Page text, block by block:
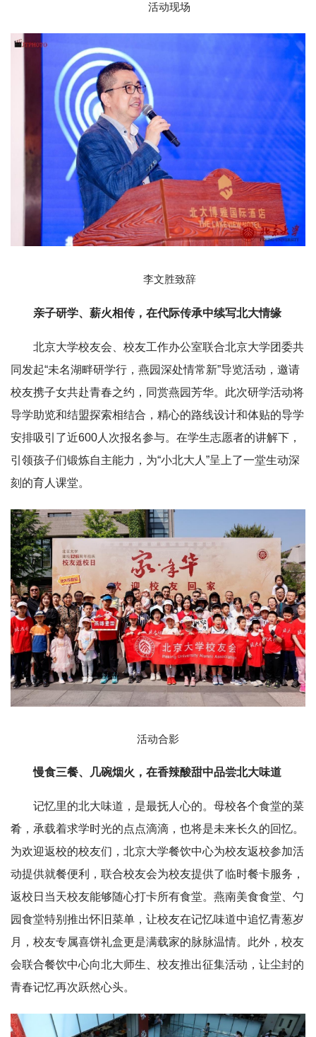
活动现场
李文胜致辞
亲子研学、薪火相传，在代际传承中续写北大情缘
北京大学校友会、校友工作办公室联合北京大学团委共
同发起“未名湖畔研学行，燕园深处情常新”导览活动，邀请
校友携子女共赴青春之约，同赏燕园芳华。此次研学活动将
导学助览和结盟探索相结合，精心的路线设计和体贴的导学
安排吸引了近600人次报名参与。在学生志愿者的讲解下，
引领孩子们锻炼自主能力，为“小北大人”呈上了一堂生动深
刻的育人课堂。
活动合影
慢食三餐、几碗烟火，在香辣酸甜中品尝北大味道
记忆里的北大味道，是最抚人心的。母校各个食堂的菜
肴，承载着求学时光的点点滴滴，也将是未来长久的回忆。
为欢迎返校的校友们，北京大学餐饮中心为校友返校参加活
动提供就餐便利，联合校友会为校友提供了临时餐卡服务，
返校日当天校友能够随心打卡所有食堂。燕南美食食堂、勺
园食堂特别推出怀旧菜单，让校友在记忆味道中追忆青葱岁
月，校友专属喜饼礼盒更是满载家的脉脉温情。此外，校友
会联合餐饮中心向北大师生、校友推出征集活动，让尘封的
青春记忆再次跃然心头。